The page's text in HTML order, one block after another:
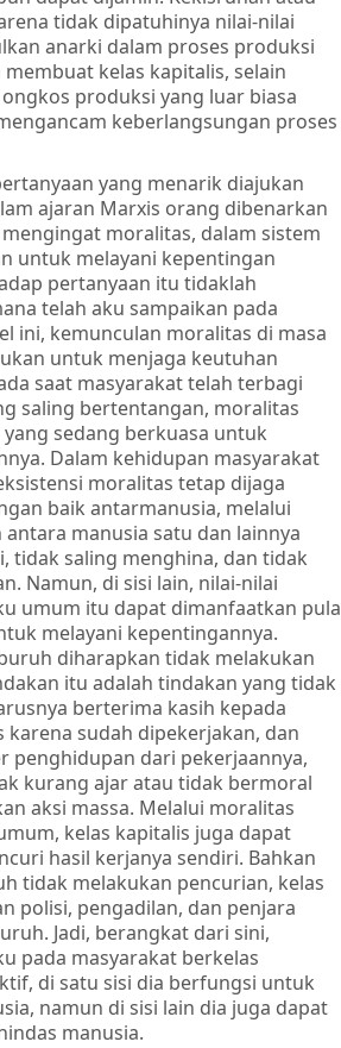
tidak dipatuhinya nilai-nilai
anarki dalam proses produksi
kelas kapitalis, selain
produksi yang luar biasa
keberlangsungan proses
yang menarik diajukan
ajaran Marxis orang dibenarkan
moralitas, dalam sistem
untuk melayani kepentingan
pertanyaan itu tidaklah
telah aku sampaikan pada
ini, kemunculan moralitas di masa
untuk menjaga keutuhan
saat masyarakat telah terbagi
saling bertentangan, moralitas
sedang berkuasa untuk
Dalam kehidupan masyarakat
moralitas tetap dijaga
baik antarmanusia, melalui
manusia satu dan lainnya
tidak saling menghina, dan tidak
Namun, di sisi lain, nilai-nilai
umum itu dapat dimanfaatkan pula
melayani kepentingannya.
diharapkan tidak melakukan
itu adalah tindakan yang tidak
berterima kasih kepada
karena sudah dipekerjakan, dan
penghidupan dari pekerjaannya,
kurang ajar atau tidak bermoral
aksi massa. Melalui moralitas
kelas kapitalis juga dapat
hasil kerjanya sendiri. Bahkan
tidak melakukan pencurian, kelas
polisi, pengadilan, dan penjara
Jadi, berangkat dari sini,
pada masyarakat berkelas
di satu sisi dia berfungsi untuk
namun di sisi lain dia juga dapat
manusia.